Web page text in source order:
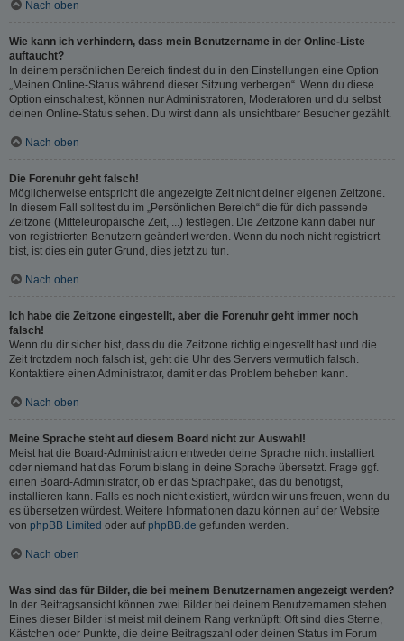
Nach oben
Wie kann ich verhindern, dass mein Benutzername in der Online-Liste
auftaucht?
In deinem persönlichen Bereich findest du in den Einstellungen eine Option
„Meinen Online-Status während dieser Sitzung verbergen“. Wenn du diese
Option einschaltest, können nur Administratoren, Moderatoren und du selbst
deinen Online-Status sehen. Du wirst dann als unsichtbarer Besucher gezählt.
Nach oben
Die Forenuhr geht falsch!
Möglicherweise entspricht die angezeigte Zeit nicht deiner eigenen Zeitzone.
In diesem Fall solltest du im „Persönlichen Bereich“ die für dich passende
Zeitzone (Mitteleuropäische Zeit, ...) festlegen. Die Zeitzone kann dabei nur
von registrierten Benutzern geändert werden. Wenn du noch nicht registriert
bist, ist dies ein guter Grund, dies jetzt zu tun.
Nach oben
Ich habe die Zeitzone eingestellt, aber die Forenuhr geht immer noch
falsch!
Wenn du dir sicher bist, dass du die Zeitzone richtig eingestellt hast und die
Zeit trotzdem noch falsch ist, geht die Uhr des Servers vermutlich falsch.
Kontaktiere einen Administrator, damit er das Problem beheben kann.
Nach oben
Meine Sprache steht auf diesem Board nicht zur Auswahl!
Meist hat die Board-Administration entweder deine Sprache nicht installiert
oder niemand hat das Forum bislang in deine Sprache übersetzt. Frage ggf.
einen Board-Administrator, ob er das Sprachpaket, das du benötigst,
installieren kann. Falls es noch nicht existiert, würden wir uns freuen, wenn du
es übersetzen würdest. Weitere Informationen dazu können auf der Website
von phpBB Limited oder auf phpBB.de gefunden werden.
Nach oben
Was sind das für Bilder, die bei meinem Benutzernamen angezeigt werden?
In der Beitragsansicht können zwei Bilder bei deinem Benutzernamen stehen.
Eines dieser Bilder ist meist mit deinem Rang verknüpft: Oft sind dies Sterne,
Kästchen oder Punkte, die deine Beitragszahl oder deinen Status im Forum